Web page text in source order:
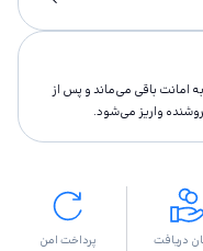
امانت باقى مى‌ماند و پس از
واريز مى‌شود.
دریافت
پرداخت امن